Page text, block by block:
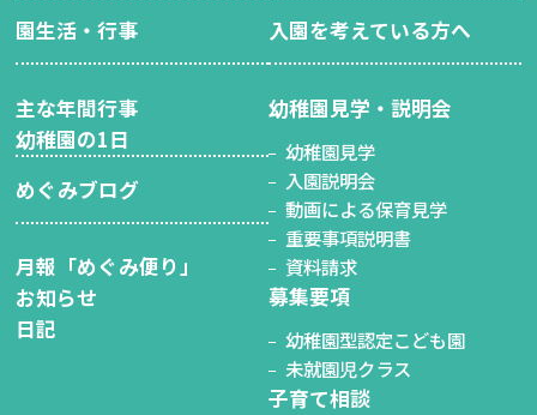
園生活・行事
主な年間行事
幼稚園の1日
めぐみブログ
月報「めぐみ便り」
お知らせ
日記
入園を考えている方へ
幼稚園見学・説明会
幼稚園見学
入園説明会
動画による保育見学
重要事項説明書
資料請求
募集要項
幼稚園型認定こども園
未就園児クラス
子育て相談